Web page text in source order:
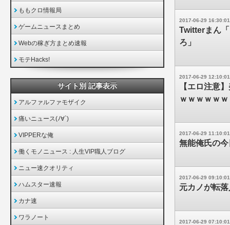
2017-06-29 16:30:01
Twitterまん
ろ」
2017-06-29 12:10:01
【エロ注意
ｗｗｗｗｗ
2017-06-29 11:10:01
無能俺氏の
2017-06-29 09:10:01
元カノが転
2017-06-29 07:10:01
ももクロ情報局
ゲームニュースまとめ
Webの稼ぎ方まとめ速報
モテHacks!
サイト別 記事表示
アルファルファモザイク
痛いニュース(ﾉ∀`)
VIPPERな俺
働くモノニュース : 人生VIP職人ブログ
ニュー速クオリティ
ハムスター速報
カナ速
ワラノート